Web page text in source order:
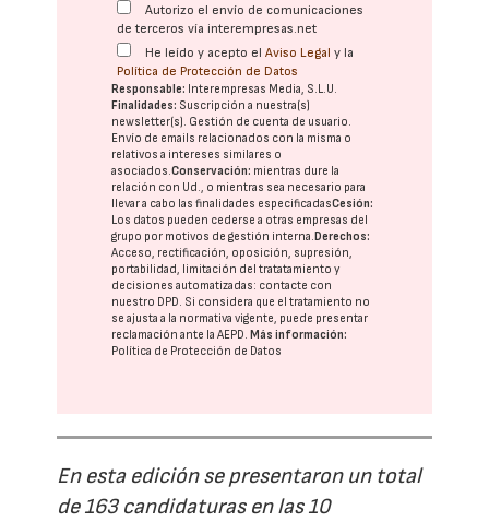
Autorizo el envío de comunicaciones
de terceros vía interempresas.net
He leído y acepto elAviso Legal y la
Política de Protección de Datos
Responsable: Interempresas Media, S.L.U.
Finalidades: Suscripción a nuestra(s)
newsletter(s). Gestión de cuenta de usuario.
Envío de emails relacionados con la misma o
relativos a intereses similares o
asociados.Conservación: mientras dure la
relación con Ud., o mientras sea necesario para
llevar a cabo las finalidades especificadasCesión:
Los datos pueden cederse a otras empresas del
grupo por motivos de gestión interna.Derechos:
Acceso, rectificación, oposición, supresión,
portabilidad, limitación del tratatamiento y
decisiones automatizadas: contacte con
nuestro DPD. Si considera que el tratamiento no
se ajusta a la normativa vigente, puede presentar
reclamación ante laAEPD.Más información:
Política de Protección de Datos
En esta edición se presentaron un total
de 163 candidaturas en las 10